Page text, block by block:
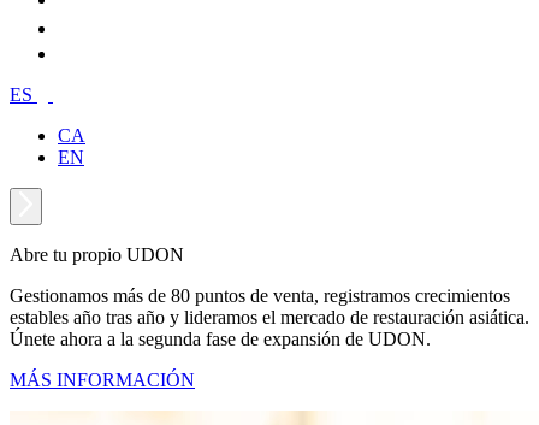
ES
CA
EN
Abre tu propio UDON
Gestionamos más de 80 puntos de venta, registramos crecimientos
estables año tras año y lideramos el mercado de restauración asiática.
Únete ahora a la segunda fase de expansión de UDON.
MÁS INFORMACIÓN